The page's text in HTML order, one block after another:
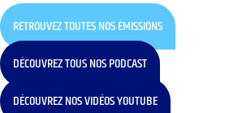
RETROUVEZ TOUTES NOS ÉMISSIONS
DÉCOUVREZ TOUS NOS PODCAST
DÉCOUVREZ NOS VIDÉOS YOUTUBE